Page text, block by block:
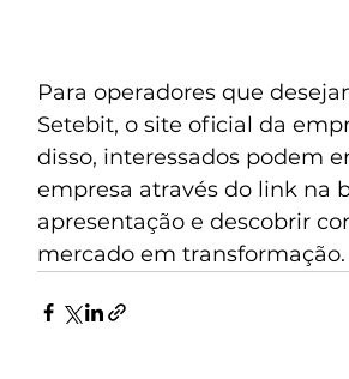
Para operadores que
Setebit, o site oficial da
disso, interessados podem
empresa através do link na
apresentação e descobrir
mercado em transformação.